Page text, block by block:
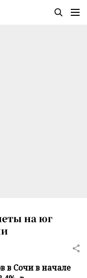
на юг
в Сочи в начале